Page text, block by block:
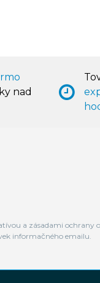
nad
a zásadami
informačného emailu.